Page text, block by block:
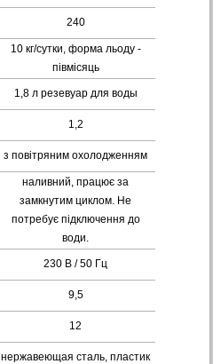
240
10 кг/сутки, форма льоду -
півмісяць
1,8 л резевуар для воды
1,2
з повітряним охолодженням
наливний, працює за
замкнутим циклом. Не
потребує підключення до
води.
230 В / 50 Гц
9,5
12
нержавеющая сталь, пластик